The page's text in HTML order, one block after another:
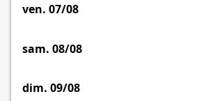
ven. 07/08
sam. 08/08
dim. 09/08